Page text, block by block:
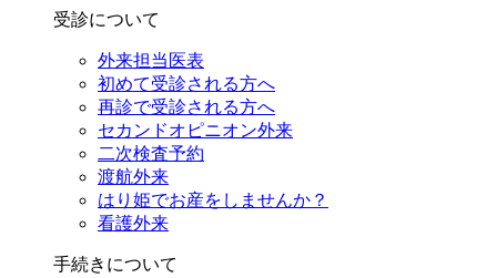
受診について
外来担当医表
初めて受診される方へ
再診で受診される方へ
セカンドオピニオン外来
二次検査予約
渡航外来
はり姫でお産をしませんか？
看護外来
手続きについて